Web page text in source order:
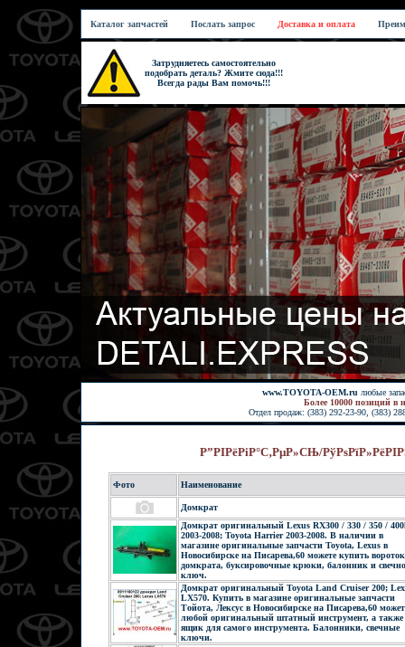
Каталог запчастей Послать запрос Доставка и оплата
Затрудняетесь самостоятельно
подобрать деталь? Жмите сюда!!!
Всегда рады Вам помочь!!!
www.TOYOTA-OEM.ru любые
Более 10000 позиций в
Отдел продаж: (383) 292-23-90, (383)
Р”РІРёРіР°С‚РµР»СЊ/
Фото Наименование
Домкрат
Домкрат оригинальный Lexus RX300 / 330 / 350 /
2003-2008; Toyota Harrier 2003-2008. В наличии в
магазине оригинальные запчасти Toyota, Lexus в
Новосибирске на Писарева,60 можете купить вороток
домкрата, буксировочные крюки, балонник и
ключ.
Домкрат оригинальный Toyota Land Cruiser 200;
LX570. Купить в магазине оригинальные запчасти
Тойота, Лексус в Новосибирске на Писарева,60
любой оригинальный штатный инструмент, а также
ящик для самого инструмента. Балонники, свечные
ключи.